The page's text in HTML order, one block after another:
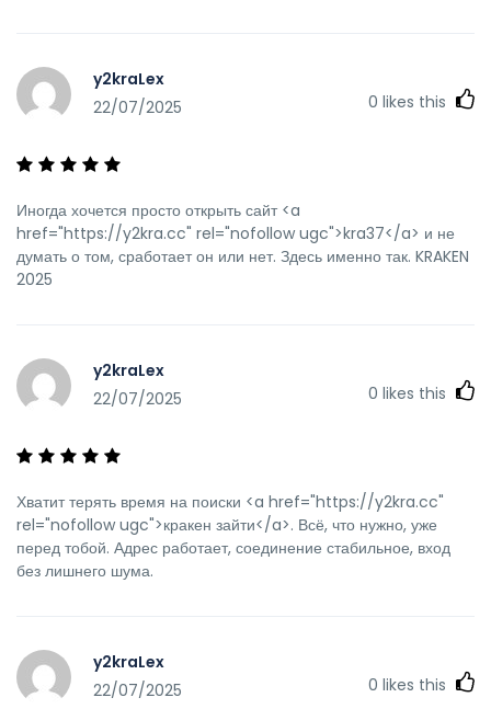
y2kraLex
22/07/2025
0 likes this
Иногда хочется просто открыть сайт <a
href="https://y2kra.cc" rel="nofollow ugc">kra37</a> и не
думать о том, сработает он или нет. Здесь именно так. KRAKEN
2025
y2kraLex
22/07/2025
0 likes this
Хватит терять время на поиски <a href="https://y2kra.cc"
rel="nofollow ugc">кракен зайти</a>. Всё, что нужно, уже
перед тобой. Адрес работает, соединение стабильное, вход
без лишнего шума.
y2kraLex
22/07/2025
0 likes this